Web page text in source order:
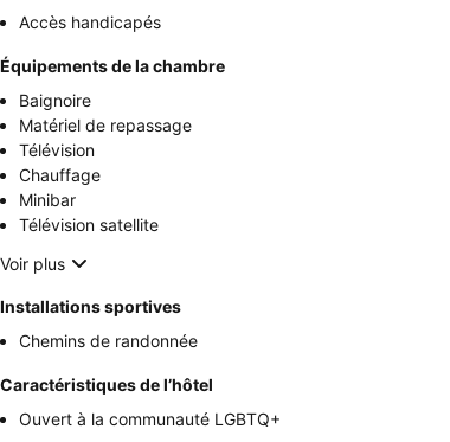
Accès handicapés
Équipements de la chambre
Baignoire
Matériel de repassage
Télévision
Chauffage
Minibar
Télévision satellite
Voir plus
Installations sportives
Chemins de randonnée
Caractéristiques de l’hôtel
Ouvert à la communauté LGBTQ+